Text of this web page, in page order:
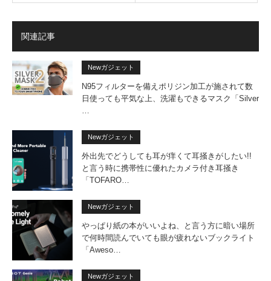
関連記事
Newガジェット
N95フィルターを備えポリジン加工が施されて数
日使っても平気な上、洗濯もできるマスク「Silver
…
Newガジェット
外出先でどうしても耳が痒くて耳掻きがしたい!!
と言う時に携帯性に優れたカメラ付き耳掻き
「TOFARO…
Newガジェット
やっぱり紙の本がいいよね、と言う方に暗い場所
で何時間読んでいても眼が疲れないブックライト
「Aweso…
Newガジェット